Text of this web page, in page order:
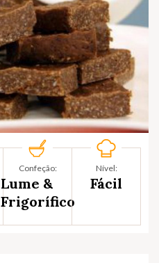
Confeção:
Lume &
Frigorífico
Nível:
Fácil